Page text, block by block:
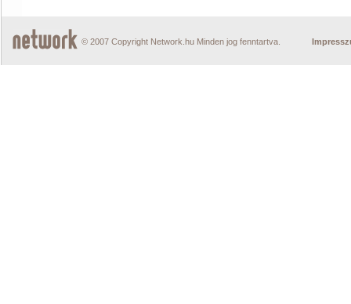
© 2007 Copyright Network.hu Minden jog fenntartva.